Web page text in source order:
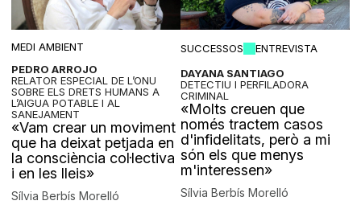
MEDI AMBIENT
PEDRO ARROJO
RELATOR ESPECIAL DE L’ONU
SOBRE ELS DRETS HUMANS A
L’AIGUA POTABLE I AL
SANEJAMENT
«Vam crear un moviment
que ha deixat petjada en
la consciència col·lectiva
i en les lleis»
Sílvia Berbís Morelló
SUCCESSOS
ENTREVISTA
DAYANA SANTIAGO
DETECTIU I PERFILADORA
CRIMINAL
«Molts creuen que
només tractem casos
d'infidelitats, però a mi
són els que menys
m'interessen»
Sílvia Berbís Morelló